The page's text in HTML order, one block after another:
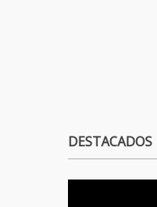
DESTACADOS